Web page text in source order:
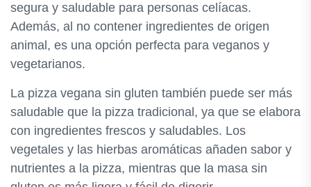
segura y saludable para personas celíacas.
Además, al no contener ingredientes de origen
animal, es una opción perfecta para veganos y
vegetarianos.
La pizza vegana sin gluten también puede ser más
saludable que la pizza tradicional, ya que se elabora
con ingredientes frescos y saludables. Los
vegetales y las hierbas aromáticas añaden sabor y
nutrientes a la pizza, mientras que la masa sin